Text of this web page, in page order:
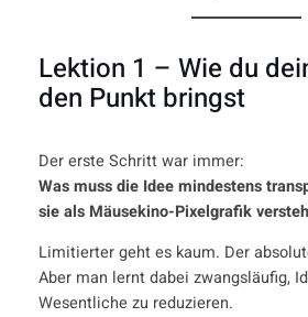
Lektion 1 – Wie du
den Punkt bringst
Der erste Schritt war immer:
Was muss die Idee mindestens
sie als Mäusekino-Pixelgrafik
Limitierter geht es kaum. Der
Aber man lernt dabei zwangsläufig,
Wesentliche zu reduzieren.